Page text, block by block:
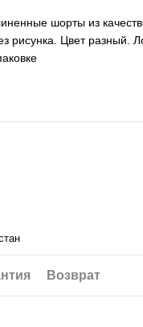
шорты из
рисунка. Цвет разный.
Возврат